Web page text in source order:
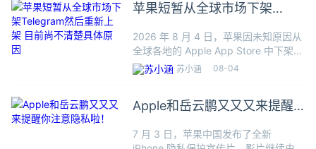
苹果短暂从全球市场下架
尚不清楚具体原因
2026 年 8 月 4 日，苹果因未知原因从
全球各地的 Apple App Store 中下架即
时通讯工具 Telegram，已经安装
Telegram 的用户可以继续使用，但
苏小涵 08-04
Apple和岳云鹏又又又来提醒
7 月 3 日，苹果中国发布了全新